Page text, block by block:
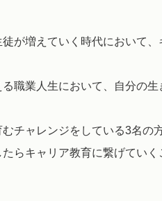
が増えていく時代において
職業人生において、自分の
チャレンジをしている3名の
らキャリア教育に繋げてい